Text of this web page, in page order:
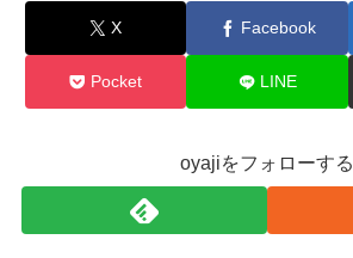
X Facebook
Pocket LINE
oyajiをフォローする